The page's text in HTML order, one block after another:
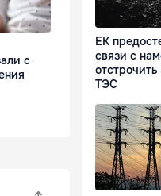
с
ЕК
связи с
отстрочить
ТЭС